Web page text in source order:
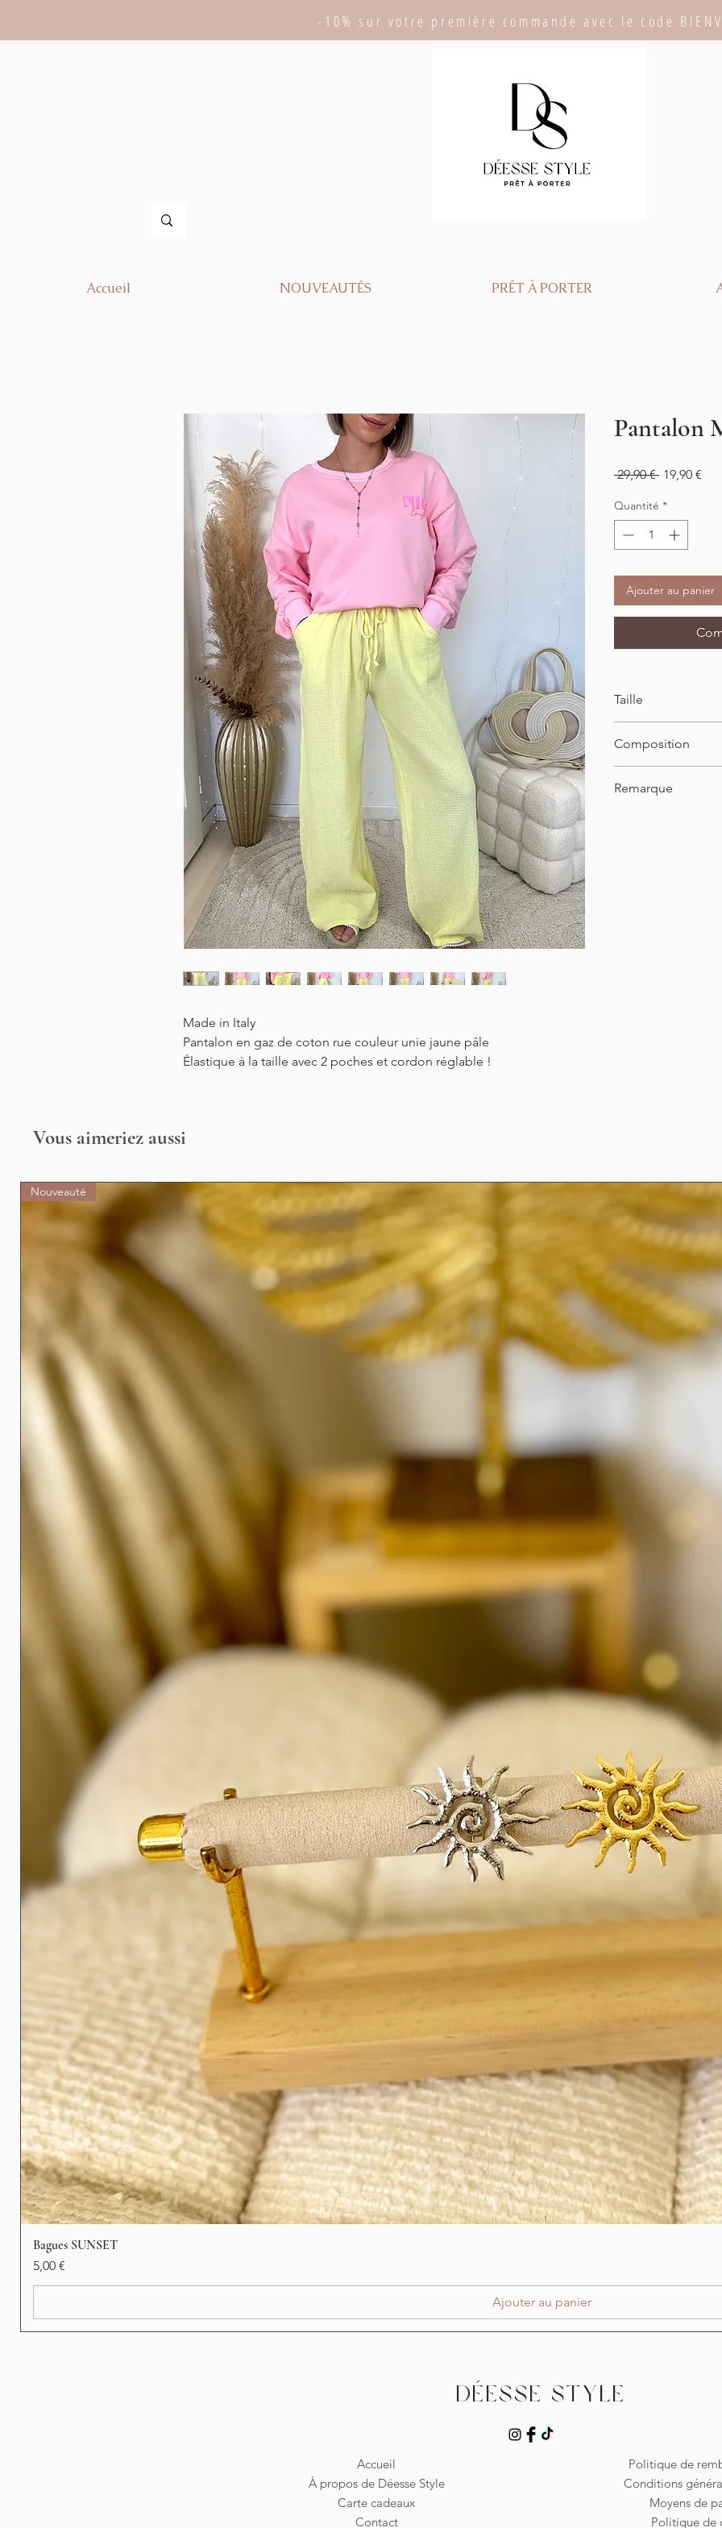
-10% sur votre première commande avec le code
Accueil NOUVEAUTÉS PRÊT À PORTER
Made in Italy
Pantalon en gaz de coton rue couleur unie jaune pâle
Élastique à la taille avec 2 poches et cordon réglable !
Pantalon
29,90 € Prix
19,90 €
Quantité *
Ajouter au panier
Taille
32-44
Longueur : 108 cm
Composition
Remarque
Vous aimeriez aussi
Nouveauté
Bagues SUNSET
Prix
5,00 €
Ajouter au panier
Déesse Style
Accueil
À propos de Déesse Style
Carte cadeaux
Contact
Politique de
Conditions
Moyens de
Politique de